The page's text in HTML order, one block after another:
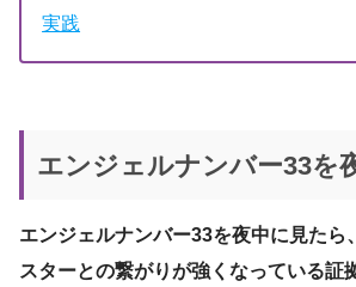
実践
エンジェルナンバー33を
エンジェルナンバー33を夜中に見たら
スターとの繋がりが強くなっている証